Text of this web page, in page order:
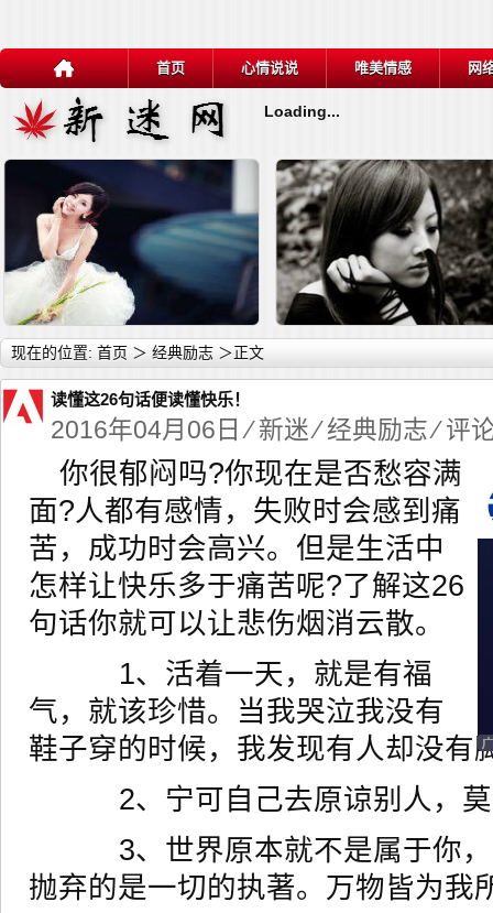
首页 心情说说 唯美情感 网
Loading...
详细内容
关于逆境的名言10句 关于战胜逆境的名言
现在的位置: 首页 ＞ 经典励志 ＞正文
读懂这26句话便读懂快乐！
2016年04月06日 ⁄新迷⁄经典励志⁄ 评
你很郁闷吗?你现在是否愁容满
面?人都有感情，失败时会感到痛
苦，成功时会高兴。但是生活中
怎样让快乐多于痛苦呢?了解这26
句话你就可以让悲伤烟消云散。
1、活着一天，就是有福
气，就该珍惜。当我哭泣我没有
鞋子穿的时候，我发现有人却没有
2、宁可自己去原谅别人，莫
3、世界原本就不是属于你，
抛弃的是一切的执著。万物皆为我